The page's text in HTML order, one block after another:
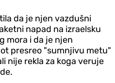
da je njen vazdušni
napad na izraelsku
mora i da je njen
presreo "sumnjivu metu"
nije rekla za koga veruje